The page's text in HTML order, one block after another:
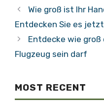
Wie groß ist Ihr
Entdecken Sie es
Entdecke wie groß
Flugzeug sein darf
MOST RECENT